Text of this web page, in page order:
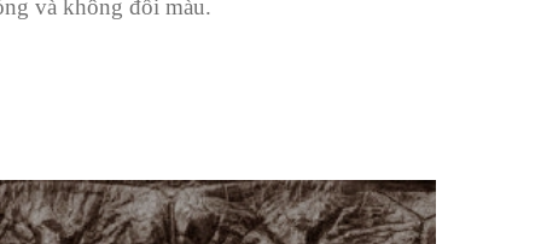
và không đổi màu.